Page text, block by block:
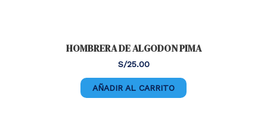
HOMBRERA DE ALGODON PIMA
S/25.00
AÑADIR AL CARRITO